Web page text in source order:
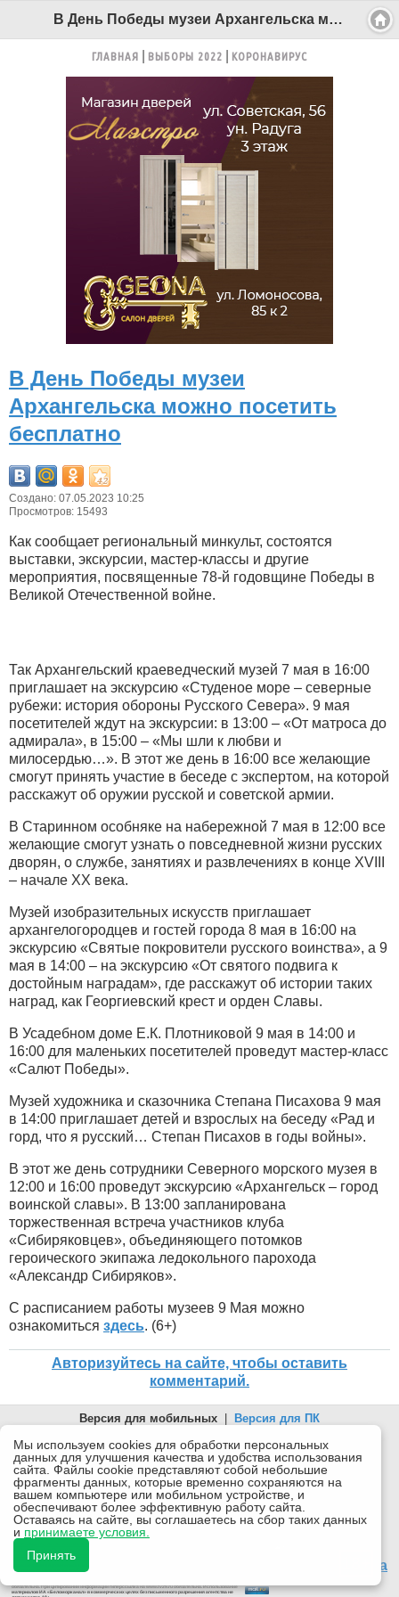
В День Победы музеи Архангельска можно посетить бесплатно - Беломорканал Северодвинск tv29.ru
ГЛАВНАЯ ВЫБОРЫ 2022 КОРОНАВИРУС
В День Победы музеи
Архангельска можно посетить
бесплатно
Создано: 07.05.2023 10:25
Просмотров: 15493
Как сообщает региональный минкульт, состоятся
выставки, экскурсии, мастер-классы и другие
мероприятия, посвященные 78-й годовщине Победы в
Великой Отечественной войне.
Так Архангельский краеведческий музей 7 мая в 16:00
приглашает на экскурсию «Студеное море – северные
рубежи: история обороны Русского Севера». 9 мая
посетителей ждут на экскурсии: в 13:00 – «От матроса до
адмирала», в 15:00 – «Мы шли к любви и
милосердью…». В этот же день в 16:00 все желающие
смогут принять участие в беседе с экспертом, на которой
расскажут об оружии русской и советской армии.
В Старинном особняке на набережной 7 мая в 12:00 все
желающие смогут узнать о повседневной жизни русских
дворян, о службе, занятиях и развлечениях в конце XVIII
– начале XX века.
Музей изобразительных искусств приглашает
архангелогородцев и гостей города 8 мая в 16:00 на
экскурсию «Святые покровители русского воинства», а 9
мая в 14:00 – на экскурсию «От святого подвига к
достойным наградам», где расскажут об истории таких
наград, как Георгиевский крест и орден Славы.
В Усадебном доме Е.К. Плотниковой 9 мая в 14:00 и
16:00 для маленьких посетителей проведут мастер-класс
«Салют Победы».
Музей художника и сказочника Степана Писахова 9 мая
в 14:00 приглашает детей и взрослых на беседу «Рад и
горд, что я русский… Степан Писахов в годы войны».
В этот же день сотрудники Северного морского музея в
12:00 и 16:00 проведут экскурсию «Архангельск – город
воинской славы». В 13:00 запланирована
торжественная встреча участников клуба
«Сибиряковцев», объединяющего потомков
героического экипажа ледокольного парохода
«Александр Сибиряков».
С расписанием работы музеев 9 Мая можно
ознакомиться здесь. (6+)
Авторизуйтесь на сайте, чтобы оставить
комментарий.
Версия для мобильных
Версия для ПК
© 2026 Беломорканал Северодвинск tv29.ru
Joomla!is Free Software released under the GNU General Public
License.
Mobile version byMobile Joomla!
Desktop Version
массовых коммуникаций (Роскомнадзор). Учредитель: ООО "ТВ29". Главный редактор: Рудалев А.Г.
Беломорканал - новостной сайт Архангельской области: новости Северодвинска, новости поморья,
Все права на материалы, опубликованные на сайте, защищены в соответствии с российским и
обязательна. При цитировании информации гиперссылка на www.tv29.ru обязательна. Использование
материалов ИА «Беломорканал» в коммерческих целях без письменного разрешения агентства не
Мы используем cookies для обработки персональных
данных для улучшения качества и удобства использования
сайта. Файлы cookie представляют собой небольшие
фрагменты данных, которые временно сохраняются на
вашем компьютере или мобильном устройстве, и
обеспечивают более эффективную работу сайта.
Оставаясь на сайте, вы соглашаетесь на сбор таких данных
и принимаете условия.
Принять